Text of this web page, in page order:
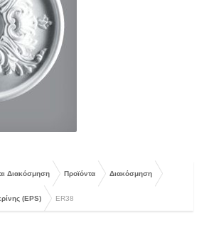
Διακόσμηση Προϊόντα Διακόσμηση
(EPS) ER38